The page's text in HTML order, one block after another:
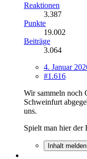
Reaktionen
3.387
Punkte
19.002
Beiträge
3.064
4. Januar
#1.616
Wir sammeln noch
Schweinfurt
uns.
Spielt man hier der
Inhalt melden